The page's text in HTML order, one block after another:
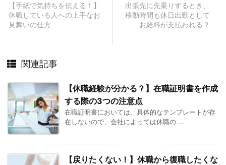
出張先に先乗りするとき、
移動時間も休日出勤として
お給料が支払われる？
【手紙で気持ちを伝える！】
休職している人への上手なお
見舞いの仕方
関連記事
【休職経験が分かる？】在職証明書を作成
する際の3つの注意点
在職証明書においては、具体的なテンプレートが存
在しないので、会社によっては休職の ...
【戻りたくない！】休職から復職したくな